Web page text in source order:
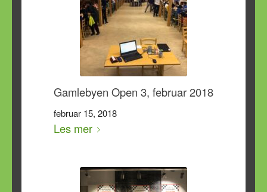
Gamlebyen Open 3, februar 2018
februar 15, 2018
Les mer